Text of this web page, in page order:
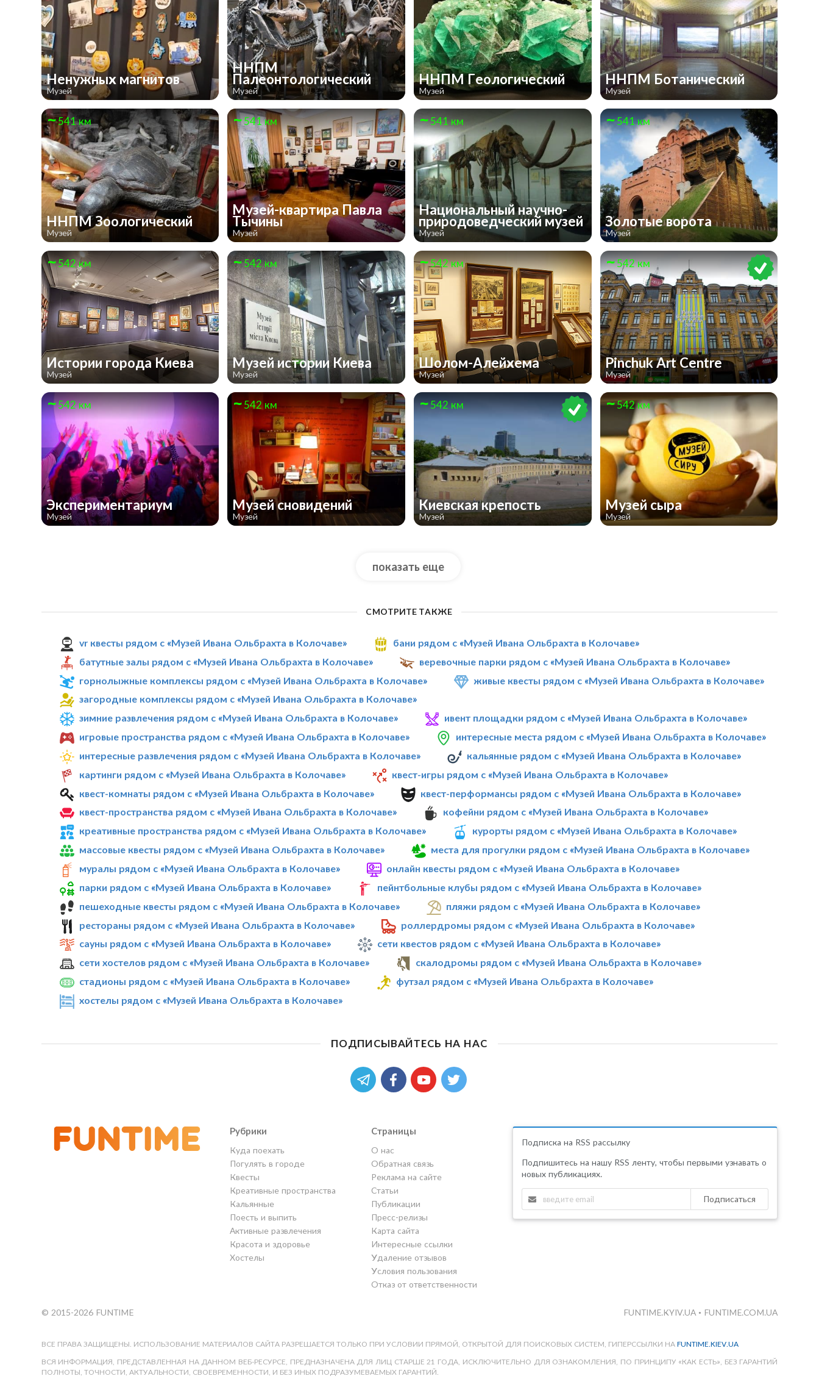
Ненужных магнитов
Музей
ННПМ
Палеонтологический
Музей
ННПМ Геологический
Музей
ННПМ Ботанический
Музей
541 км
ННПМ Зоологический
Музей
541 км
Музей-квартира Павла
Тычины
Музей
541 км
Национальный научно-
природоведческий музей
Музей
541 км
Золотые ворота
Музей
542 км
Истории города Киева
Музей
542 км
Музей истории Киева
Музей
542 км
Шолом-Алейхема
Музей
542 км
Pinchuk Art Centre
Музей
542 км
Экспериментариум
Музей
542 км
Музей сновидений
Музей
542 км
Киевская крепость
Музей
542 км
Музей сыра
Музей
показать еще
СМОТРИТЕ ТАКЖЕ
vr квесты рядом с «Музей Ивана Ольбрахта в Колочаве»
бани рядом с «Музей Ивана Ольбрахта в Колочаве»
батутные залы рядом с «Музей Ивана Ольбрахта в Колочаве»
веревочные парки рядом с «Музей Ивана Ольбрахта в Колочаве»
горнолыжные комплексы рядом с «Музей Ивана Ольбрахта в Колочаве»
живые квесты рядом с «Музей Ивана Ольбрахта в Колочаве»
загородные комплексы рядом с «Музей Ивана Ольбрахта в Колочаве»
зимние развлечения рядом с «Музей Ивана Ольбрахта в Колочаве»
ивент площадки рядом с «Музей Ивана Ольбрахта в Колочаве»
игровые пространства рядом с «Музей Ивана Ольбрахта в Колочаве»
интересные места рядом с «Музей Ивана Ольбрахта в Колочаве»
интересные развлечения рядом с «Музей Ивана Ольбрахта в Колочаве»
кальянные рядом с «Музей Ивана Ольбрахта в Колочаве»
картинги рядом с «Музей Ивана Ольбрахта в Колочаве»
квест-игры рядом с «Музей Ивана Ольбрахта в Колочаве»
квест-комнаты рядом с «Музей Ивана Ольбрахта в Колочаве»
квест-перформансы рядом с «Музей Ивана Ольбрахта в Колочаве»
квест-пространства рядом с «Музей Ивана Ольбрахта в Колочаве»
кофейни рядом с «Музей Ивана Ольбрахта в Колочаве»
креативные пространства рядом с «Музей Ивана Ольбрахта в Колочаве»
курорты рядом с «Музей Ивана Ольбрахта в Колочаве»
массовые квесты рядом с «Музей Ивана Ольбрахта в Колочаве»
места для прогулки рядом с «Музей Ивана Ольбрахта в Колочаве»
муралы рядом с «Музей Ивана Ольбрахта в Колочаве»
онлайн квесты рядом с «Музей Ивана Ольбрахта в Колочаве»
парки рядом с «Музей Ивана Ольбрахта в Колочаве»
пейнтбольные клубы рядом с «Музей Ивана Ольбрахта в Колочаве»
пешеходные квесты рядом с «Музей Ивана Ольбрахта в Колочаве»
пляжи рядом с «Музей Ивана Ольбрахта в Колочаве»
рестораны рядом с «Музей Ивана Ольбрахта в Колочаве»
роллердромы рядом с «Музей Ивана Ольбрахта в Колочаве»
сауны рядом с «Музей Ивана Ольбрахта в Колочаве»
сети квестов рядом с «Музей Ивана Ольбрахта в Колочаве»
сети хостелов рядом с «Музей Ивана Ольбрахта в Колочаве»
скалодромы рядом с «Музей Ивана Ольбрахта в Колочаве»
стадионы рядом с «Музей Ивана Ольбрахта в Колочаве»
футзал рядом с «Музей Ивана Ольбрахта в Колочаве»
хостелы рядом с «Музей Ивана Ольбрахта в Колочаве»
ПОДПИСЫВАЙТЕСЬ НА НАС
Рубрики
Куда поехать
Погулять в городе
Квесты
Креативные пространства
Кальянные
Поесть и выпить
Активные развлечения
Красота и здоровье
Хостелы
Страницы
О нас
Обратная связь
Реклама на сайте
Статьи
Публикации
Пресс-релизы
Карта сайта
Интересные ссылки
Удаление отзывов
Условия пользования
Отказ от ответственности
Подписка на RSS рассылку
Подпишитесь на нашу RSS ленту, чтобы первыми узнавать о
новых публикациях.
Подписаться
© 2015-2026 FUNTIME FUNTIME.KYIV.UA • FUNTIME.COM.UA
ВСЕ ПРАВА ЗАЩИЩЕНЫ. ИСПОЛЬЗОВАНИЕ МАТЕРИАЛОВ САЙТА РАЗРЕШАЕТСЯ ТОЛЬКО ПРИ УСЛОВИИ ПРЯМОЙ, ОТКРЫТОЙ ДЛЯ ПОИСКОВЫХ СИСТЕМ, ГИПЕРССЫЛКИ НА FUNTIME.KIEV.UA
ВСЯ ИНФОРМАЦИЯ, ПРЕДСТАВЛЕННАЯ НА ДАННОМ ВЕБ-РЕСУРСЕ, ПРЕДНАЗНАЧЕНА ДЛЯ ЛИЦ СТАРШЕ 21 ГОДА, ИСКЛЮЧИТЕЛЬНО ДЛЯ ОЗНАКОМЛЕНИЯ, ПО ПРИНЦИПУ «КАК ЕСТЬ», БЕЗ ГАРАНТИЙ
ПОЛНОТЫ, ТОЧНОСТИ, АКТУАЛЬНОСТИ, СВОЕВРЕМЕННОСТИ, И БЕЗ ИНЫХ ПОДРАЗУМЕВАЕМЫХ ГАРАНТИЙ.